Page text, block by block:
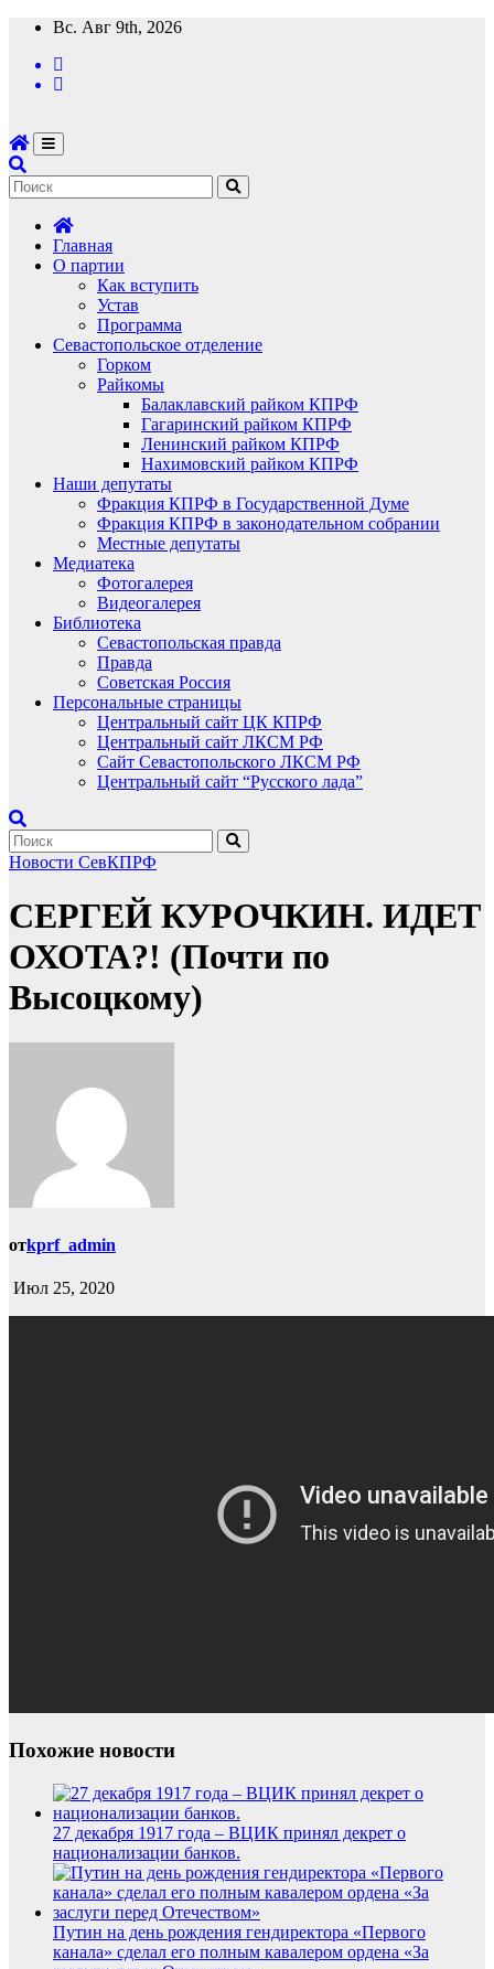
Перейти
содержимому
Вс. Авг 9th, 2026
Главная
О партии
Как вступить
Устав
Программа
Севастопольское отделение
Горком
Райкомы
Балаклавский райком КПРФ
Гагаринский райком КПРФ
Ленинский райком КПРФ
Нахимовский райком КПРФ
Наши депутаты
Фракция КПРФ в Государственной Думе
Фракция КПРФ в законодательном собрании
Местные депутаты
Медиатека
Фотогалерея
Видеогалерея
Библиотека
Севастопольская правда
Правда
Советская Россия
Персональные страницы
Центральный сайт ЦК КПРФ
Центральный сайт ЛКСМ РФ
Сайт Севастопольского ЛКСМ РФ
Центральный сайт “Русского лада”
Новости СевКПРФ
СЕРГЕЙ КУРОЧКИН. ИДЕТ
ОХОТА?! (Почти по
Высоцкому)
отkprf_admin
Июл 25, 2020
Похожие новости
27 декабря 1917 года – ВЦИК принял декрет о
национализации банков.
Путин на день рождения гендиректора «Первого
канала» сделал его полным кавалером ордена «За